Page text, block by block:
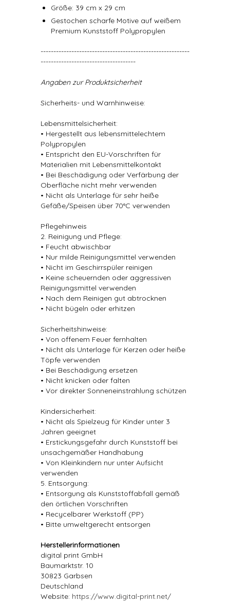
Größe: 39 cm x 29 cm
Gestochen scharfe Motive auf weißem
Premium Kunststoff Polypropylen
----------------------------------------------------------
-------------------------------------
Angaben zur Produktsicherheit
Sicherheits- und Warnhinweise:
Lebensmittelsicherheit:
• Hergestellt aus lebensmittelechtem
Polypropylen
• Entspricht den EU-Vorschriften für
Materialien mit Lebensmittelkontakt
• Bei Beschädigung oder Verfärbung der
Oberfläche nicht mehr verwenden
• Nicht als Unterlage für sehr heiße
Gefäße/Speisen über 70°C verwenden
Pflegehinweis
2. Reinigung und Pflege:
• Feucht abwischbar
• Nur milde Reinigungsmittel verwenden
• Nicht im Geschirrspüler reinigen
• Keine scheuernden oder aggressiven
Reinigungsmittel verwenden
• Nach dem Reinigen gut abtrocknen
• Nicht bügeln oder erhitzen
Sicherheitshinweise:
• Von offenem Feuer fernhalten
• Nicht als Unterlage für Kerzen oder heiße
Töpfe verwenden
• Bei Beschädigung ersetzen
• Nicht knicken oder falten
• Vor direkter Sonneneinstrahlung schützen
Kindersicherheit:
• Nicht als Spielzeug für Kinder unter 3
Jahren geeignet
• Erstickungsgefahr durch Kunststoff bei
unsachgemäßer Handhabung
• Von Kleinkindern nur unter Aufsicht
verwenden
5. Entsorgung:
• Entsorgung als Kunststoffabfall gemäß
den örtlichen Vorschriften
• Recycelbarer Werkstoff (PP)
• Bitte umweltgerecht entsorgen
Herstellerinformationen
digital print GmbH
Baumarktstr. 10
30823 Garbsen
Deutschland
Website: https://www.digital-print.net/